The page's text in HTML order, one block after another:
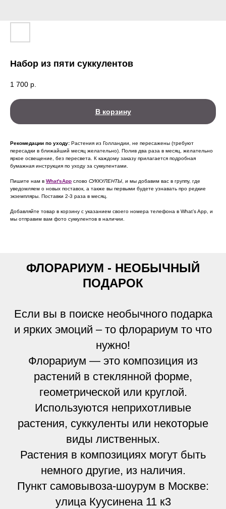
Набор из пяти суккулентов
1 700 р.
В корзину
Рекомедации по уходу: Растения из Голландии, не пересажены (требуют
пересадки в ближайший месяц желательно). Полив два раза в месяц, желательно
яркое освещение, без пересвета. К каждому заказу прилагается подробная
бумажная инструкция по уходу за суккулентами.
Пишите нам в What'sApp слово СУККУЛЕНТЫ , и мы добавим вас в группу, где
уведомляем о новых поставок, а также вы первыми будете узнавать про редкие
экземпляры. Поставки 2-3 раза в месяц.
Добавляйте товар в корзину с указанием своего номера телефона в What’s App, и
мы отправим вам фото суккулентов в наличии.
ФЛОРАРИУМ - НЕОБЫЧНЫЙ
ПОДАРОК
Если вы в поиске необычного подарка
и ярких эмоций – то флорариум то что
нужно!
Флорариум — это композиция из
растений в стеклянной форме,
геометрической или круглой.
Используются неприхотливые
растения, суккуленты или некоторые
виды лиственных.
Растения в композициях могут быть
немного другие, из наличия.
Пункт самовывоза-шоурум в Москве:
улица Куусинена 11 к3